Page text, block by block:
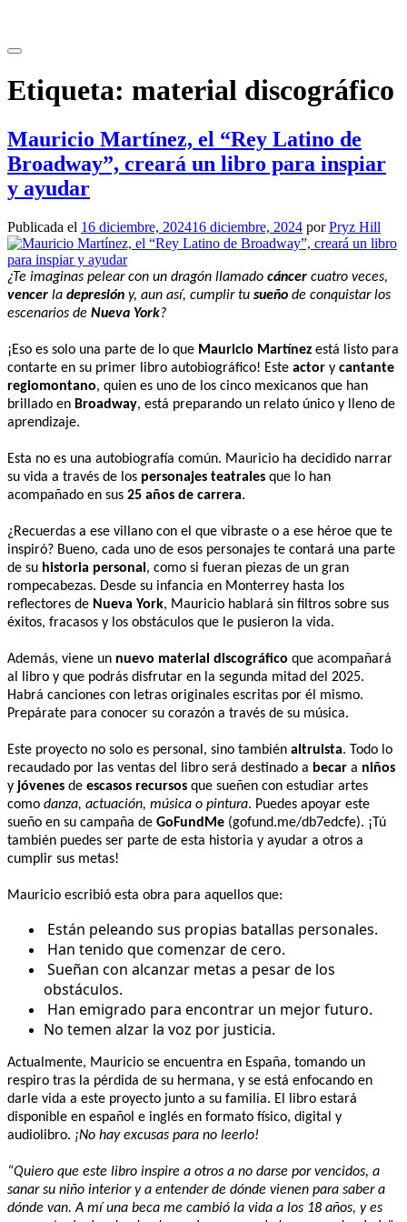
contenido
Etiqueta: material discográfico
Mauricio Martínez, el “Rey Latino de
Broadway”, creará un libro para inspiar
y ayudar
Publicada el 16 diciembre, 202416 diciembre, 2024 porPryz Hill
¿Te imaginas pelear con un dragón llamado cáncer cuatro veces,
vencer la depresión y, aun así, cumplir tu sueño de conquistar los
escenarios de Nueva York?
¡Eso es solo una parte de lo que Mauricio Martínez está listo para
contarte en su primer libro autobiográfico! Este actor y cantante
regiomontano, quien es uno de los cinco mexicanos que han
brillado en Broadway, está preparando un relato único y lleno de
aprendizaje.
Esta no es una autobiografía común. Mauricio ha decidido narrar
su vida a través de los personajes teatrales que lo han
acompañado en sus 25 años de carrera.
¿Recuerdas a ese villano con el que vibraste o a ese héroe que te
inspiró? Bueno, cada uno de esos personajes te contará una parte
de su historia personal , como si fueran piezas de un gran
rompecabezas. Desde su infancia en Monterrey hasta los
reflectores de Nueva York, Mauricio hablará sin filtros sobre sus
éxitos, fracasos y los obstáculos que le pusieron la vida.
Además, viene un nuevo material discográfico que acompañará
al libro y que podrás disfrutar en la segunda mitad del 2025.
Habrá canciones con letras originales escritas por él mismo.
Prepárate para conocer su corazón a través de su música.
Este proyecto no solo es personal, sino también altruista. Todo lo
recaudado por las ventas del libro será destinado a becar a niños
y jóvenes de escasos recursos que sueñen con estudiar artes
como danza, actuación, música o pintura. Puedes apoyar este
sueño en su campaña de GoFundMe (gofund.me/db7edcfe). ¡Tú
también puedes ser parte de esta historia y ayudar a otros a
cumplir sus metas!
Mauricio escribió esta obra para aquellos que:
Están peleando sus propias batallas personales.
Han tenido que comenzar de cero.
Sueñan con alcanzar metas a pesar de los
obstáculos.
Han emigrado para encontrar un mejor futuro.
No temen alzar la voz por justicia.
Actualmente, Mauricio se encuentra en España, tomando un
respiro tras la pérdida de su hermana, y se está enfocando en
darle vida a este proyecto junto a su familia. El libro estará
disponible en español e inglés en formato físico, digital y
audiolibro. ¡No hay excusas para no leerlo!
“Quiero que este libro inspire a otros a no darse por vencidos, a
sanar su niño interior y a entender de dónde vienen para saber a
dónde van. A mí una beca me cambió la vida a los 18 años, y es